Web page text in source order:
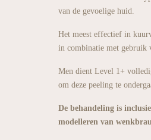
van de gevoelige huid.
Het meest effectief in
in combinatie met gebruik
Men dient Level 1+
om deze peeling te
De behandeling is
modelleren van